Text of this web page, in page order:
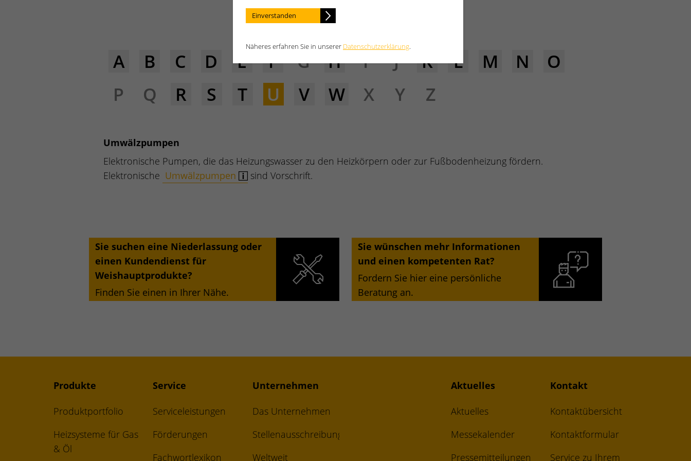
A B C D E F G H I J K L M N
O
P
Q R S T U V W X Y Z
Umwälzpumpen
Elektronische Pumpen, die das Heizungswasser zu den Heizkörpern oder zur Fußbodenheizung fördern.
Elektronische Umwälzpumpen sind Vorschrift.
Sie suchen eine Niederlassung oder
einen Kundendienst für
Weishauptprodukte?
Finden Sie einen in Ihrer Nähe.
Sie wünschen mehr Informationen
und einen kompetenten Rat?
Fordern Sie hier eine persönliche
Beratung an.
Produkte
Produktportfolio
Heizsysteme für Gas
& Öl
Service
Serviceleistungen
Förderungen
Fachwortlexikon
Unternehmen
Das Unternehmen
Stellenausschreibungen
Weltweit
Aktuelles
Aktuelles
Messekalender
Pressemitteilungen
Kontakt
Kontaktübersicht
Kontaktformular
Service zu Ihrem
Einverstanden
Näheres erfahren Sie in unserer Datenschutzerklärung.